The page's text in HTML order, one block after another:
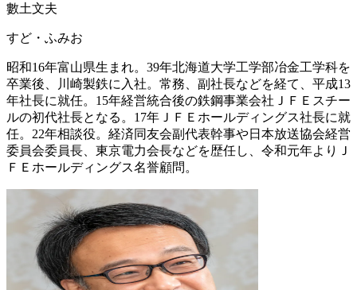
數土文夫
すど・ふみお
昭和16年富山県生まれ。39年北海道大学工学部冶金工学科を
卒業後、川崎製鉄に入社。常務、副社長などを経て、平成13
年社長に就任。15年経営統合後の鉄鋼事業会社ＪＦＥスチー
ルの初代社長となる。17年ＪＦＥホールディングス社長に就
任。22年相談役。経済同友会副代表幹事や日本放送協会経営
委員会委員長、東京電力会長などを歴任し、令和元年よりＪ
ＦＥホールディングス名誉顧問。